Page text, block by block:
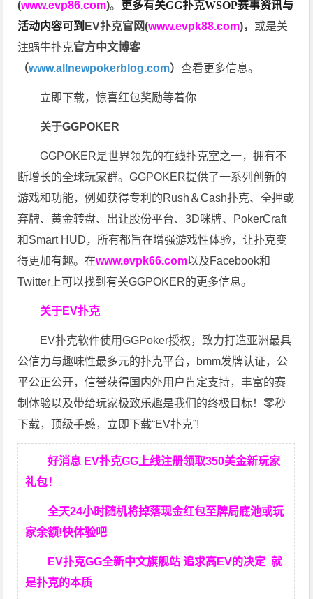
(www.evp86.com)。 更多有关GG扑克WSOP赛事资讯与
活动内容可到 EV扑克官网(www.evpk88.com)， 或是关
注蜗牛扑克官方中文博客
（www.allnewpokerblog.com）查看更多信息。
立即下载，惊喜红包奖励等着你
关于GGPOKER
GGPOKER是世界领先的在线扑克室之一，拥有不
断增长的全球玩家群。GGPOKER提供了一系列创新的
游戏和功能，例如获得专利的Rush＆Cash扑克、全押或
弃牌、黄金转盘、出让股份平台、3D咪牌、PokerCraft
和Smart HUD，所有都旨在增强游戏性体验，让扑克变
得更加有趣。在www.evpk66.com以及Facebook和
Twitter上可以找到有关GGPOKER的更多信息。
关于EV扑克
EV扑克软件使用GGPoker授权，致力打造亚洲最具
公信力与趣味性最多元的扑克平台，bmm发牌认证，公
平公正公开，信誉获得国内外用户肯定支持，丰富的赛
制体验以及带给玩家极致乐趣是我们的终极目标！零秒
下载，顶级手感，立即下载“EV扑克”!
好消息 EV扑克GG上线注册领取350美金新玩家
礼包！
全天24小时随机将掉落现金红包至牌局底池或玩
家余额!快体验吧
EV扑克GG全新中文旗舰站 追求高EV的决定就
是扑克的本质